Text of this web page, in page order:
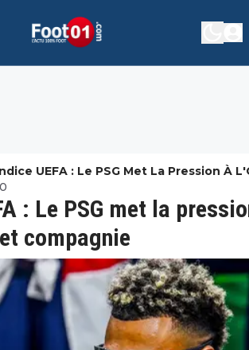
UEFA : Le PSG Met La Pression À
Et Compagnie
: Le PSG met la
compagnie